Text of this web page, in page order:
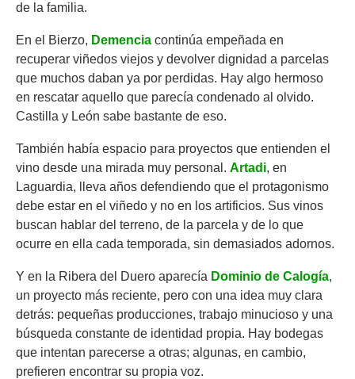
de la familia.
En el Bierzo, Demencia continúa empeñada en
recuperar viñedos viejos y devolver dignidad a parcelas
que muchos daban ya por perdidas. Hay algo hermoso
en rescatar aquello que parecía condenado al olvido.
Castilla y León sabe bastante de eso.
También había espacio para proyectos que entienden el
vino desde una mirada muy personal. Artadi, en
Laguardia, lleva años defendiendo que el protagonismo
debe estar en el viñedo y no en los artificios. Sus vinos
buscan hablar del terreno, de la parcela y de lo que
ocurre en ella cada temporada, sin demasiados adornos.
Y en la Ribera del Duero aparecía Dominio de Calogía,
un proyecto más reciente, pero con una idea muy clara
detrás: pequeñas producciones, trabajo minucioso y una
búsqueda constante de identidad propia. Hay bodegas
que intentan parecerse a otras; algunas, en cambio,
prefieren encontrar su propia voz.